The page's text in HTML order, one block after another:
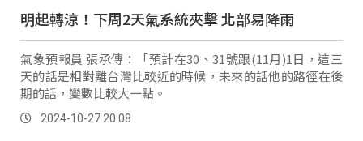
明起轉涼！下周2天氣系統夾擊 北部易降雨
氣象預報員 張承傳：「預計在30、31號跟(11月)1日，這三
天的話是相對離台灣比較近的時候，未來的話他的路徑在後
期的話，變數比較大一點。
2024-10-27 20:08